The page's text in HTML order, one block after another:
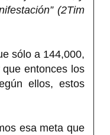
(2Tim
sólo a 144,000,
entonces los
ellos, estos
esa meta que